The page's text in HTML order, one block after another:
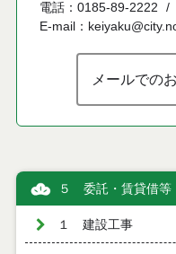
電話：0185-89-2222
E-mail：
メールでの
５ 委託・賃貸借等
１ 建設工事